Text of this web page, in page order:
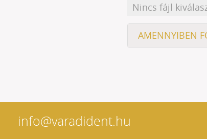
AMENNYIBEN
info@varadident.hu